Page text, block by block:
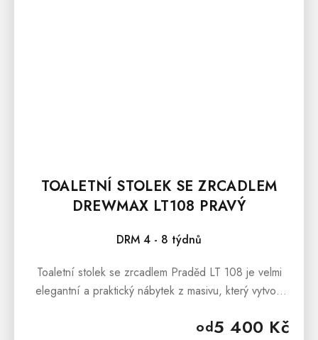
TOALETNÍ STOLEK SE ZRCADLEM
DREWMAX LT108 PRAVÝ
DRM 4 - 8 týdnů
od5 400 Kč
Toaletní stolek se zrcadlem Praděd LT 108 je velmi
elegantní a praktický nábytek z masivu, který vytvoří
výjimečným. Kosmetický...